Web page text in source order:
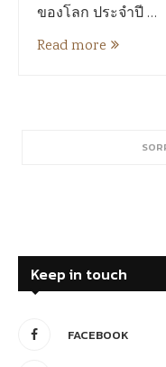
ของโลก ประจำปี …
Read more
Keep in touch
FACEBOOK